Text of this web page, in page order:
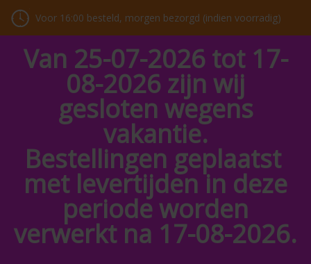
Voor 16:00 besteld, morgen bezorgd (indien voorradig)
Van 25-07-2026 tot 17-
08-2026 zijn wij
gesloten wegens
vakantie.
Bestellingen geplaatst
met levertijden in deze
periode worden
verwerkt na 17-08-2026.